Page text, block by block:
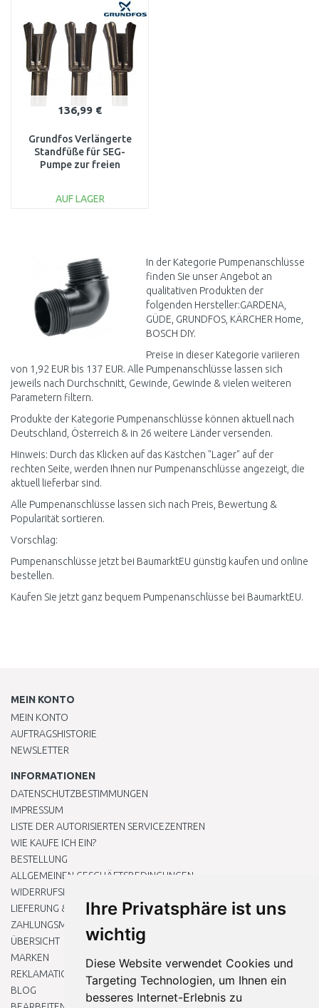
Ihre Privatsphäre ist uns
wichtig
Diese Website verwendet Cookies und
Targeting Technologien, um Ihnen ein
besseres Internet-Erlebnis zu
Vergleichen
136,99 €
Grundfos Verlängerte
Standfüße für SEG-
Pumpe zur freien
AUF LAGER
Vergleichen
In der Kategorie Pumpenanschlüsse
finden Sie unser Angebot an
qualitativen Produkten der
folgenden Hersteller:GARDENA,
GÜDE, GRUNDFOS, KÄRCHER Home,
BOSCH DIY.
Preise in dieser Kategorie variieren
von 1,92 EUR bis 137 EUR. Alle Pumpenanschlüsse lassen sich
jeweils nach Durchschnitt, Gewinde, Gewinde & vielen weiteren
Parametern filtern.
Produkte der Kategorie Pumpenanschlüsse können aktuell nach
Deutschland, Österreich & in 26 weitere Länder versenden.
Hinweis: Durch das Klicken auf das Kästchen "Lager" auf der
rechten Seite, werden Ihnen nur Pumpenanschlüsse angezeigt, die
aktuell lieferbar sind.
Alle Pumpenanschlüsse lassen sich nach Preis, Bewertung &
Popularität sortieren.
Vorschlag:
Pumpenanschlüsse jetzt bei BaumarktEU günstig kaufen und online
bestellen.
Kaufen Sie jetzt ganz bequem Pumpenanschlüsse bei BaumarktEU.
MEIN KONTO
MEIN KONTO
AUFTRAGSHISTORIE
NEWSLETTER
INFORMATIONEN
DATENSCHUTZBESTIMMUNGEN
IMPRESSUM
LISTE DER AUTORISIERTEN SERVICEZENTREN
WIE KAUFE ICH EIN?
BESTELLUNG
ALLGEMEINEN GESCHÄFTSBEDINGUNGEN
WIDERRUFSRECHT
LIEFERUNG & ZAHLUNG
ZAHLUNGSMETHODEN
ÜBERSICHT
MARKEN
REKLAMATIONEN UND RETOUREN
BLOG